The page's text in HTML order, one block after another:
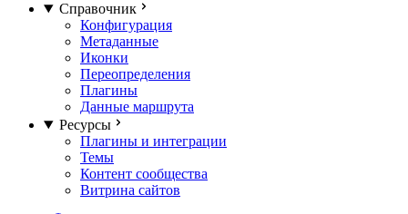
Справочник
Конфигурация
Метаданные
Иконки
Переопределения
Плагины
Данные маршрута
Ресурсы
Плагины и интеграции
Темы
Контент сообщества
Витрина сайтов